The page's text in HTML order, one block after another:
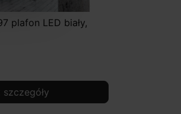
plafon LED biały,